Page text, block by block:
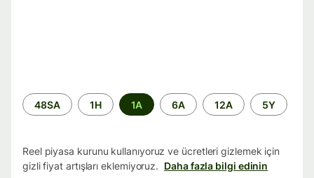
Zaman
aralığı
48SA 1H 1A 6A 12A 5Y
Reel piyasa kurunu kullanıyoruz ve ücretleri gizlemek için
gizli fiyat artışları eklemiyoruz. Daha fazla bilgi edinin